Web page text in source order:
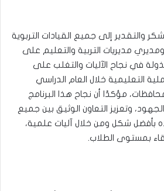
والتقدير إلى جميع القيادات التربوية
مديريات التربية والتعليم على
في نجاح الآليات والتغلب على
التعليمية خلال العام الدراسي
مؤكدًا أن نجاح هذا البرنامج
وتعزيز التعاون الوثيق بين جميع
بأفضل شكل ومن خلال آليات علمية،
بمستوى الطلاب.